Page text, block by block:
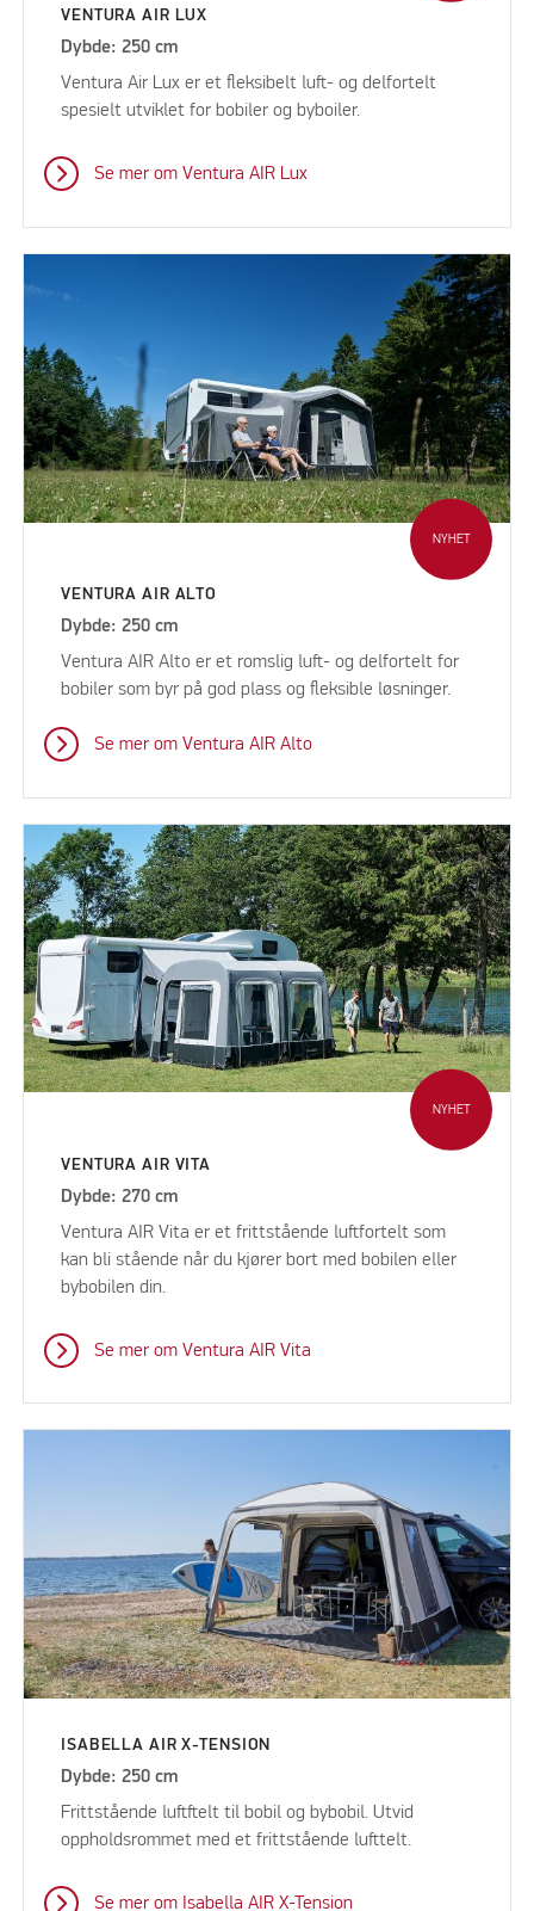
VENTURA AIR LUX
Dybde: 250 cm
Ventura Air Lux er et fleksibelt luft- og delfortelt
spesielt utviklet for bobiler og byboiler.
Se mer om Ventura AIR Lux
NYHET
VENTURA AIR ALTO
Dybde: 250 cm
Ventura AIR Alto er et romslig luft- og delfortelt for
bobiler som byr på god plass og fleksible løsninger.
Se mer om Ventura AIR Alto
NYHET
VENTURA AIR VITA
Dybde: 270 cm
Ventura AIR Vita er et frittstående luftfortelt som
kan bli stående når du kjører bort med bobilen eller
bybobilen din.
Se mer om Ventura AIR Vita
ISABELLA AIR X-TENSION
Dybde: 250 cm
Frittstående luftftelt til bobil og bybobil. Utvid
oppholdsrommet med et frittstående lufttelt.
Se mer om Isabella AIR X-Tension